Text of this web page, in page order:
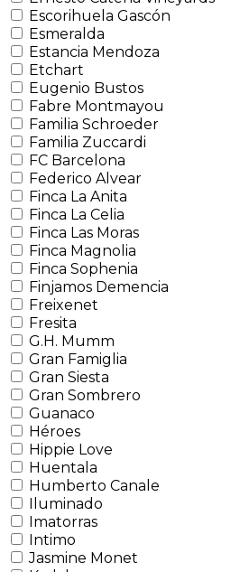
Escorihuela Gascón
Esmeralda
Estancia Mendoza
Etchart
Eugenio Bustos
Fabre Montmayou
Familia Schroeder
Familia Zuccardi
FC Barcelona
Federico Alvear
Finca La Anita
Finca La Celia
Finca Las Moras
Finca Magnolia
Finca Sophenia
Finjamos Demencia
Freixenet
Fresita
G.H. Mumm
Gran Famiglia
Gran Siesta
Gran Sombrero
Guanaco
Héroes
Hippie Love
Huentala
Humberto Canale
Iluminado
Imatorras
Intimo
Jasmine Monet